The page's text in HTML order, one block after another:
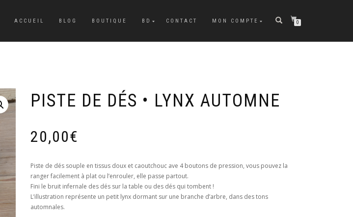
ACCUEIL BLOG BOUTIQUE BD CONTACT MON COMPTE 0
PISTE DE DÉS • LYNX AUTOMNE
20,00€
Piste de dés souple en tissus doux et caoutchouc ave 4 boutons de pression, vous pouvez la
ranger facilement à plat ou l’enrouler, elle passe partout.
Fini le bruit infernale des dés sur la table ou des dés qui tombent !
L’illustration représente un petit lynx dormant sur une branche d’arbre, dans des tons
automnales.